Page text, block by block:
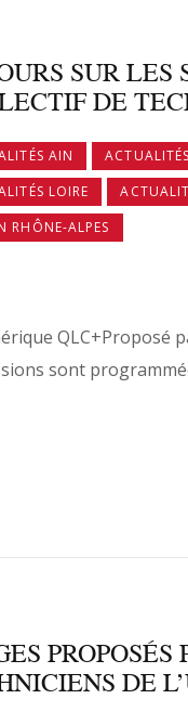
SUR LES
DE
AIN
LOIRE
RHÔNE-ALPES
QLC+Proposé
sont
DE